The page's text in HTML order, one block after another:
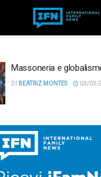
Massoneria e
DI BEATRIZ MONTES 03/03/